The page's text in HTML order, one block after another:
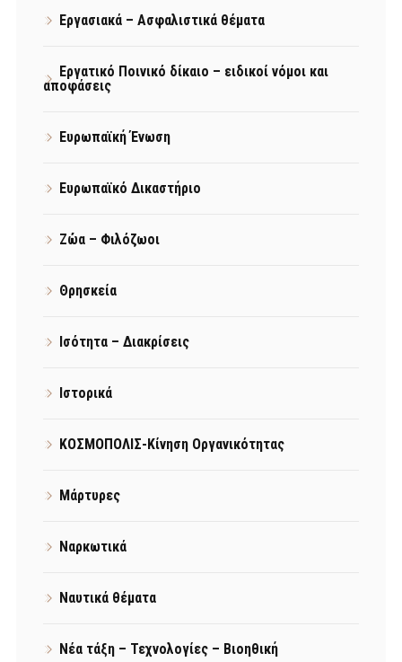
Εργασιακά – Ασφαλιστικά θέματα
Εργατικό Ποινικό δίκαιο – ειδικοί νόμοι και
αποφάσεις
Ευρωπαϊκή Ένωση
Ευρωπαϊκό Δικαστήριο
Ζώα – Φιλόζωοι
Θρησκεία
Ισότητα – Διακρίσεις
Ιστορικά
ΚΟΣΜΟΠΟΛΙΣ-Κίνηση Οργανικότητας
Μάρτυρες
Ναρκωτικά
Ναυτικά θέματα
Νέα τάξη – Τεχνολογίες – Βιοηθική